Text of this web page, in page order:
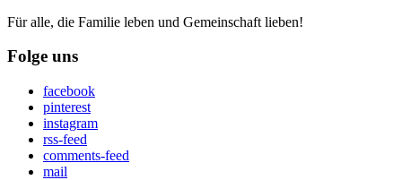
Für alle, die Familie leben und Gemeinschaft lieben!
Folge uns
facebook
pinterest
instagram
rss-feed
comments-feed
mail